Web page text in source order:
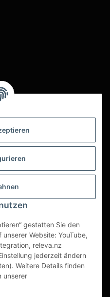
gestatten Sie den
Website: YouTube,
releva.nz
jederzeit ändern
Weitere Details finden
unserer